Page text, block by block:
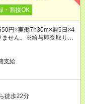
・面接OK
円×実働7h30m×週5日×4
せん。※給与即受取りサ
支給
徒歩22分